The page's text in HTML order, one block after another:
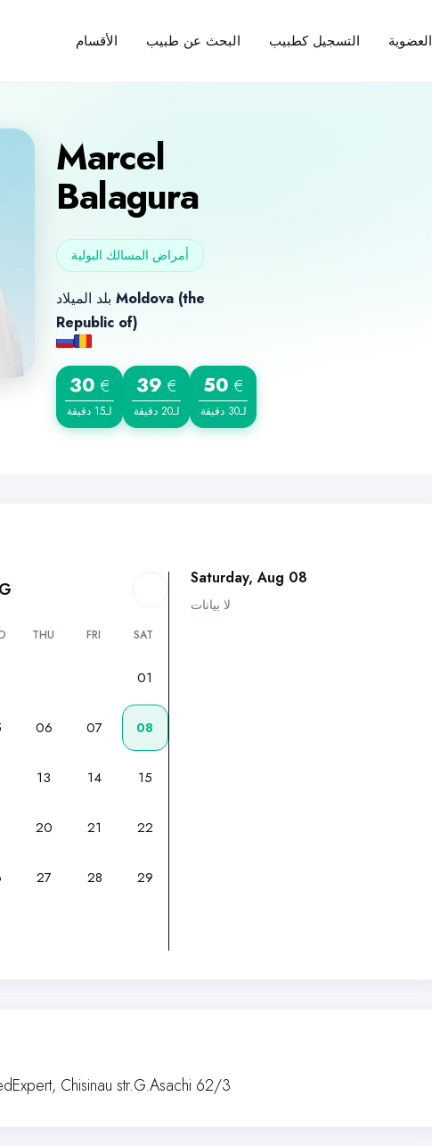
الأقسام البحث عن طبيب التسجيل كطبيب العضوية
Marcel
Balagura
أمراض المسالك البولية
Moldova (the
Republic of)
30 €
لـ15 دقيقة
39 €
لـ20 دقيقة
50 €
لـ30 دقيقة
THU FRI SAT
01
06 07 08
13 14 15
20 21 22
27 28 29
Saturday, Aug 08
لا بيانات
Chisinau str.G.Asachi 62/3